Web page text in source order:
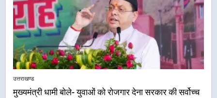
उत्तराखण्ड
मुख्यमंत्री धामी बोले- युवाओं को रोजगार देना सरकार की सर्वोच्च
5
एमडीडीए बोर्ड बैठक में 25 विकास प्रस्तावों
नियोजित विकास को मिलेगी रफ्तार
उत्तराखण्ड